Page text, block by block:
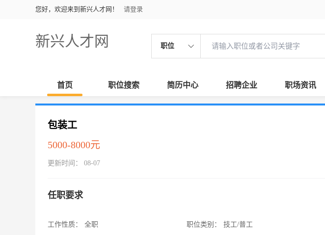
您好，欢迎来到新兴人才网！ 请登录
新兴人才网 职位
首页 职位搜索 简历中心 招聘企业 职场资讯
包装工
5000-8000元
更新时间： 08-07
任职要求
工作性质：
全职
职位类别：
技工/普工